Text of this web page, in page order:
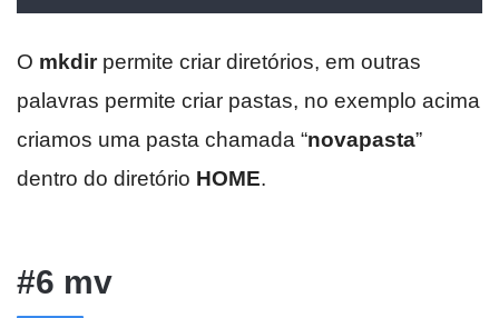
O mkdirpermite criar diretórios, em outras
palavras permite criar pastas, no exemplo acima
criamos uma pasta chamada “novapasta”
dentro do diretório HOME.
#6 mv